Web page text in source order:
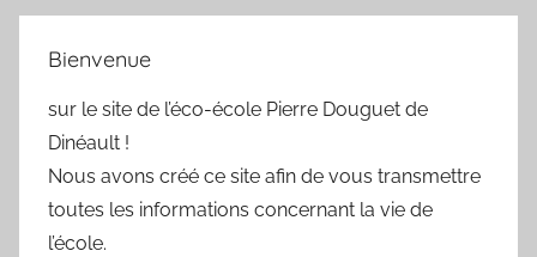
Bienvenue
sur le site de l’éco-école Pierre Douguet de
Dinéault !
Nous avons créé ce site afin de vous transmettre
toutes les informations concernant la vie de
l’école.